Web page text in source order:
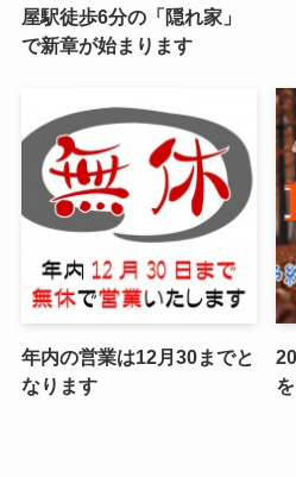
屋駅徒歩6分の「隠れ家」
で新章が始まります
年内の営業は12月30までと
なります